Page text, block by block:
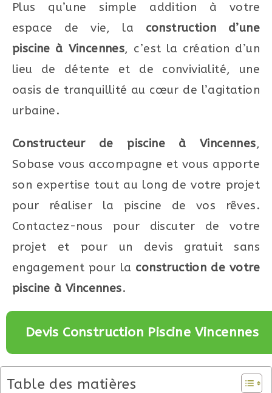
Plus qu’une simple addition à votre
espace de vie, la construction d’une
piscine à Vincennes, c’est la création d’un
lieu de détente et de convivialité, une
oasis de tranquillité au cœur de l’agitation
urbaine.
Constructeur de piscine à Vincennes,
Sobase vous accompagne et vous apporte
son expertise tout au long de votre projet
pour réaliser la piscine de vos rêves.
Contactez-nous pour discuter de votre
projet et pour un devis gratuit sans
engagement pour la construction de votre
piscine à Vincennes.
Devis Construction Piscine Vincennes
Table des matières